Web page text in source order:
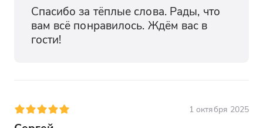
Спасибо за тёплые слова. Рады, что
вам всё понравилось. Ждём вас в
гости!
1 октября 2025